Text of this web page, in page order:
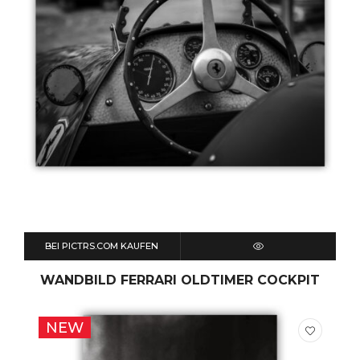
BEI PICTRS.COM KAUFEN
QUICK VIEW
WANDBILD FERRARI OLDTIMER COCKPIT
NEW